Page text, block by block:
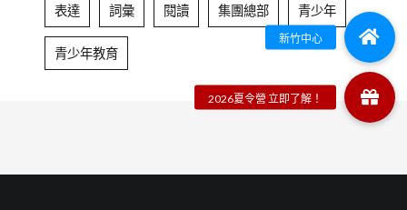
表達 詞彙 閱讀 集團總部 青少年
青少年教育